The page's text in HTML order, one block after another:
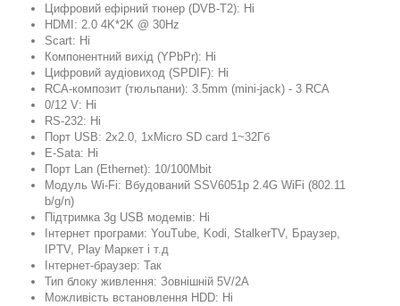
Цифровий ефірний тюнер (DVB-T2): Ні
HDMI: 2.0 4K*2K @ 30Hz
Scart: Ні
Компонентний вихід (YPbPr): Ні
Цифровий аудіовиход (SPDIF): Ні
RCA-композит (тюльпани): 3.5mm (mini-jack) - 3 RCA
0/12 V: Ні
RS-232: Ні
Порт USB: 2х2.0, 1xMicro SD card 1~32Гб
E-Sata: Ні
Порт Lan (Ethernet): 10/100Mbit
Модуль Wi-Fi: Вбудований SSV6051p 2.4G WiFi (802.11
b/g/n)
Підтримка 3g USB модемів: Ні
Інтернет програми: YouTube, Kodi, StalkerTV, Браузер,
IPTV, Play Маркет і т.д
Інтернет-браузер: Так
Тип блоку живлення: Зовнішній 5V/2A
Можливість встановлення HDD: Ні